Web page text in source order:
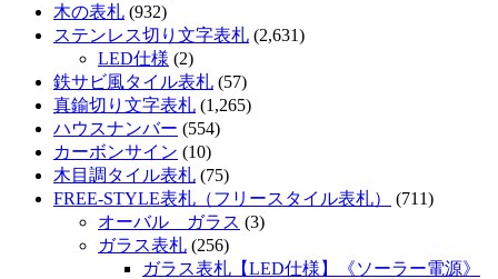
木の表札 (932)
ステンレス切り文字表札 (2,631)
LED仕様 (2)
鉄サビ風タイル表札 (57)
真鍮切り文字表札 (1,265)
ハウスナンバー (554)
カーボンサイン (10)
木目調タイル表札 (75)
FREE-STYLE表札（フリースタイル表札）
(711)
オーバル ガラス (3)
ガラス表札 (256)
ガラス表札【LED仕様】《ソーラー電源》